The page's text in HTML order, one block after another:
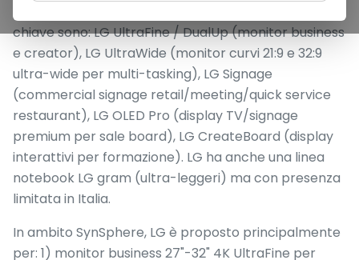
chiave sono: LG UltraFine / DualUp (monitor business
e creator), LG UltraWide (monitor curvi 21:9 e 32:9
ultra-wide per multi-tasking), LG Signage
(commercial signage retail/meeting/quick service
restaurant), LG OLED Pro (display TV/signage
premium per sale board), LG CreateBoard (display
interattivi per formazione). LG ha anche una linea
notebook LG gram (ultra-leggeri) ma con presenza
limitata in Italia.
In ambito SynSphere, LG è proposto principalmente
per: 1) monitor business 27"-32" 4K UltraFine per